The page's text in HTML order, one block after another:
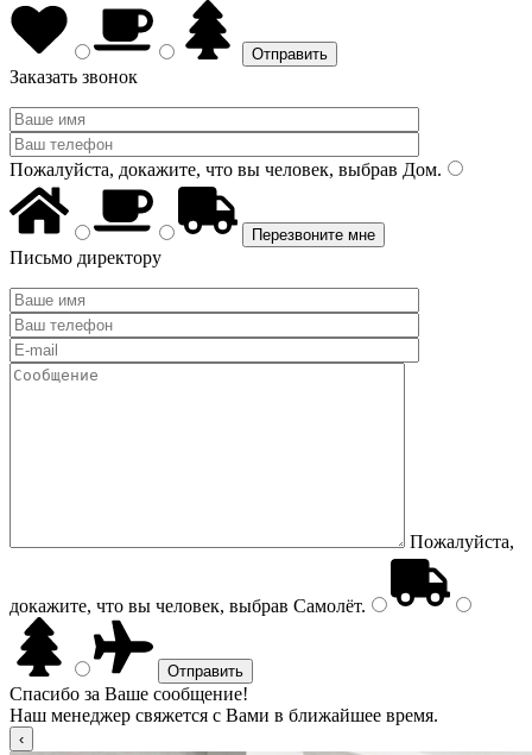
Заказать звонок
Пожалуйста, докажите, что вы человек, выбрав Дом.
Письмо директору
Пожалуйста,
докажите, что вы человек, выбрав Самолёт.
Спасибо за Ваше сообщение!
Наш менеджер свяжется с Вами в ближайшее время.